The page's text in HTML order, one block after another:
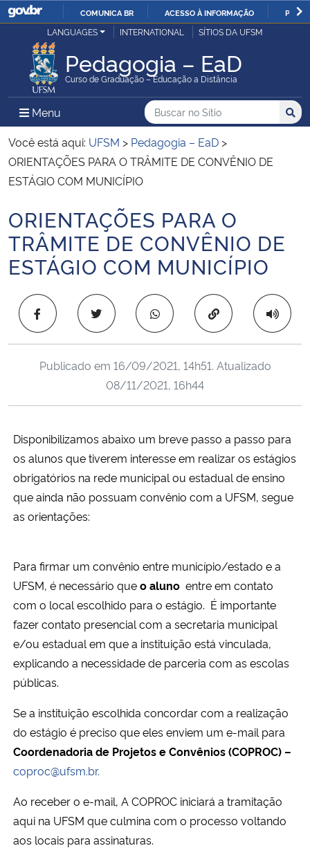
IR
O
COMUNICA BR ACESSO À INFORMAÇÃO
Ministério da Justiça e Segurança Pública
Ministério da Defesa
Ministério das Relações Exteriores
Ministério da Economia
Ministério da Infraestrutura
Ministério da Agricultura, Pecuária e Abastecimento
Ministério da Cidadania
Ministério do Meio Ambiente
Ministério do Turismo
Ministério da Mulher, da Família e dos Direitos Humanos
Secretaria-Geral
Secretaria de Governo
Banco Central do Brasil
LANGUAGES INTERNATIONAL SÍTIOS DA UFSM
Pedagogia – EaD
Curso de Graduação – Educação a Distância
Menu Menu Principal do Sítio
Busca
Buscar no no Sítio
Busca:
Você está aqui: UFSM > Pedagogia – EaD >
ORIENTAÇÕES PARA O TRÂMITE DE CONVÊNIO DE
ESTÁGIO COM MUNICÍPIO
Início do conteúdo
ORIENTAÇÕES PARA O
TRÂMITE DE CONVÊNIO DE
ESTÁGIO COM MUNICÍPIO
Copiar para área
Publicado em 16/09/2021, 14h51. Atualizado
08/11/2021, 16h44
Disponibilizamos abaixo um breve passo a passo para
os alunos que tiverem interesse em realizar os estágios
obrigatórios na rede municipal ou estadual de ensino
que ainda não possuam convênio com a UFSM, segue
as orientações:
Para firmar um convênio entre município/estado e a
UFSM, é necessário queo aluno entre em contato
com o local escolhido para o estágio. É importante
fazer contato presencial com a secretaria municipal
e/ou estadual em que a instituição está vinculada,
explicando a necessidade de parceria com as escolas
públicas.
Se a instituição escolhida concordar com a realização
do estágio é preciso que eles enviem um e-mail para
Coordenadoria de Projetos e Convênios (COPROC) –
coproc@ufsm.br.
Ao receber o e-mail, A COPROC iniciará a tramitação
aqui na UFSM que culmina com o processo voltando
aos locais para assinaturas.